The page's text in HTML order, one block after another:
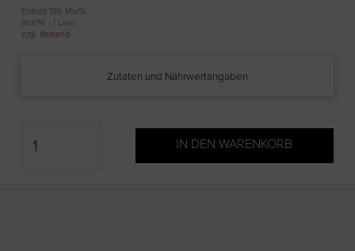
Enthält 19% MwSt.
(10,67€ / 1 Liter)
zzgl. Versand
Zutaten und Nährwertangaben
feinherb
IN DEN WARENKORB